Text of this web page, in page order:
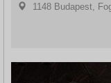
1148 Budapest, Fogarasi